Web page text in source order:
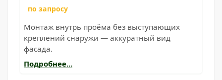
по запросу
Монтаж внутрь проёма без выступающих
креплений снаружи — аккуратный вид
фасада.
Подробнее...